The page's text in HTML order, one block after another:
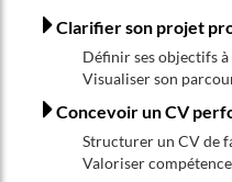
Clarifier son projet
Définir ses objectifs
Visualiser son
Concevoir un CV
Structurer un CV de
Valoriser